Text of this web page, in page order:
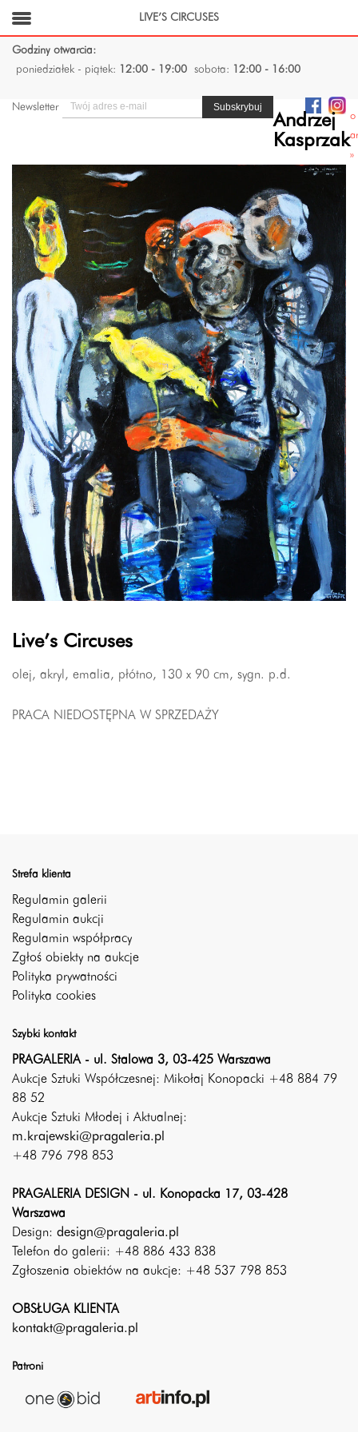
Godziny otwarcia:
poniedziałek - piątek:
12:00 - 19:00 sobota: 12:00 - 16:00
Newsletter
Andrzej
Kasprzak
o
»
Live’s Circuses
olej, akryl, emalia, płótno, 130 x 90 cm, sygn. p.d.
PRACA NIEDOSTĘPNA W SPRZEDAŻY
Strefa klienta
Regulamin galerii
Regulamin aukcji
Regulamin współpracy
Zgłoś obiekty na aukcje
Polityka prywatności
Polityka cookies
Szybki kontakt
PRAGALERIA - ul. Stalowa 3, 03-425 Warszawa
Aukcje Sztuki Współczesnej: Mikołaj Konopacki +48 884 79
88 52
Aukcje Sztuki Młodej i Aktualnej:
m.krajewski@pragaleria.pl
+48 796 798 853
PRAGALERIA DESIGN - ul. Konopacka 17, 03-428
Warszawa
Design: design@pragaleria.pl
Telefon do galerii: +48 886 433 838
Zgłoszenia obiektów na aukcje: +48 537 798 853
OBSŁUGA KLIENTA
kontakt@pragaleria.pl
Patroni
LIVE’S CIRCUSES